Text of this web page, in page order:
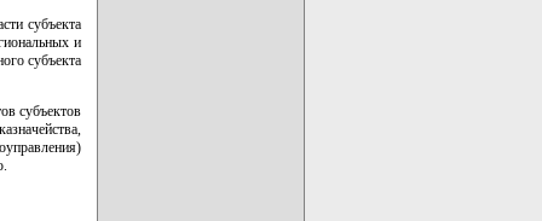
субъекта
и
субъекта
субъектов